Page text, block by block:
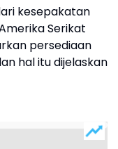
kesepakatan
Serikat
persediaan
hal itu dijelaskan